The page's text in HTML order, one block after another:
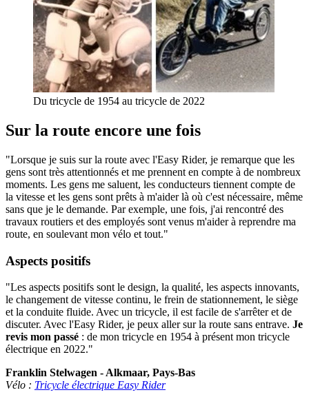
Du tricycle de 1954 au tricycle de 2022
Sur la route encore une fois
"Lorsque je suis sur la route avec l'Easy Rider, je remarque que les
gens sont très attentionnés et me prennent en compte à de nombreux
moments. Les gens me saluent, les conducteurs tiennent compte de
la vitesse et les gens sont prêts à m'aider là où c'est nécessaire, même
sans que je le demande. Par exemple, une fois, j'ai rencontré des
travaux routiers et des employés sont venus m'aider à reprendre ma
route, en soulevant mon vélo et tout."
Aspects positifs
"Les aspects positifs sont le design, la qualité, les aspects innovants,
le changement de vitesse continu, le frein de stationnement, le siège
et la conduite fluide. Avec un tricycle, il est facile de s'arrêter et de
discuter. Avec l'Easy Rider, je peux aller sur la route sans entrave. Je
revis mon passé : de mon tricycle en 1954 à présent mon tricycle
électrique en 2022."
Franklin Stelwagen - Alkmaar, Pays-Bas
Vélo : Tricycle électrique Easy Rider